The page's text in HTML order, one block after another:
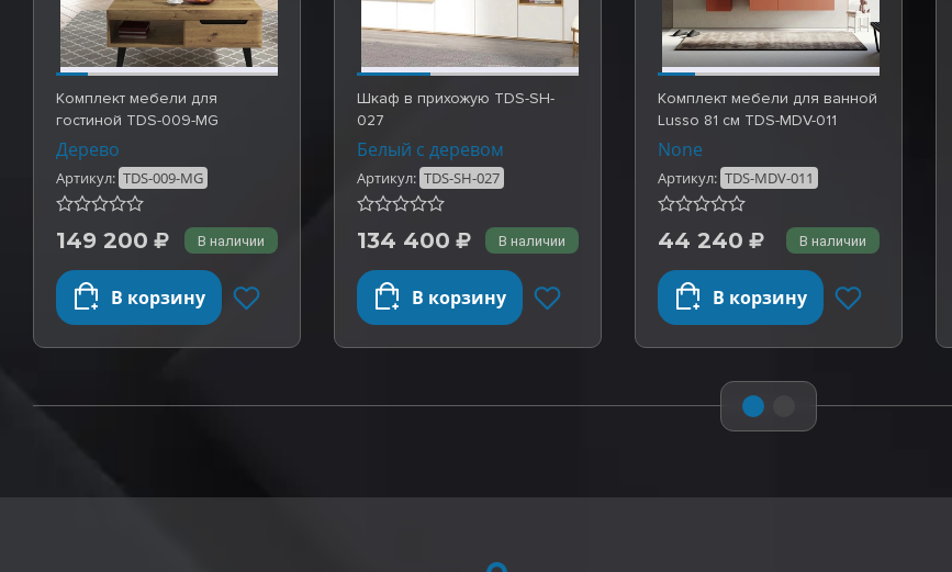
Комплект мебели для
гостиной TDS-009-MG
Дерево
Артикул: TDS-009-MG
149 200 В наличии
В корзину
Шкаф в прихожую TDS-SH-
027
Белый с деревом
Артикул: TDS-SH-027
134 400 В наличии
В корзину
Комплект мебели для ванной
Lusso 81 см TDS-MDV-011
None
Артикул: TDS-MDV-011
44 240 В наличии
В корзину